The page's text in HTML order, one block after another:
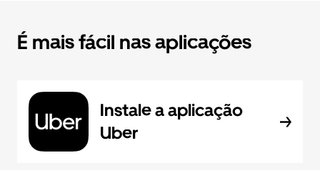
É mais fácil nas aplicações
Instale a aplicação
Uber